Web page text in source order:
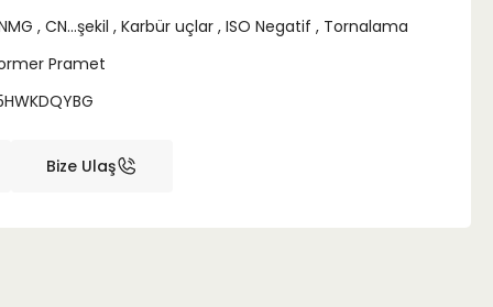
, CN...şekil , Karbür uçlar , ISO Negatif , Tornalama
Pramet
Bize Ulaş